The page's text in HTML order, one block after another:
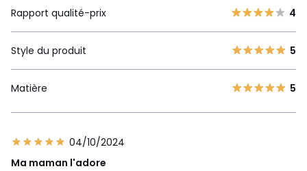
Rapport qualité-prix 4
Style du produit 5
Matière 5
04/10/2024
Ma maman l'adore